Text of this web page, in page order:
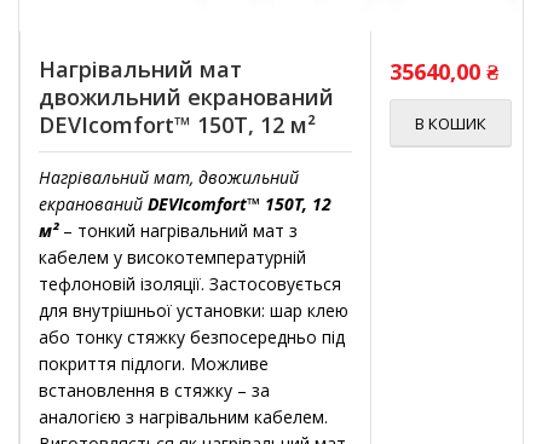
Нагрівальний мат
двожильний екранований
DEVIcomfort™ 150T, 12 м²
Нагрівальний мат, двожильний
екранований DEVIcomfort™ 150T, 12
м² – тонкий нагрівальний мат з
кабелем у високотемпературній
тефлоновій ізоляції. Застосовується
для внутрішньої установки: шар клею
або тонку стяжку безпосередньо під
покриття підлоги. Можливе
встановлення в стяжку – за
аналогією з нагрівальним кабелем.
35640,00₴
В КОШИК